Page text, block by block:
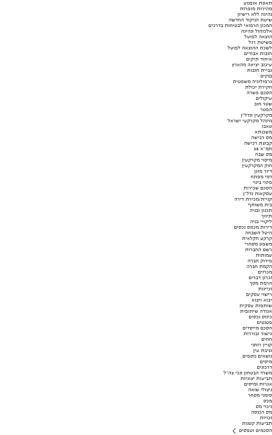
תאונת אופנוע
מהירות מופרזת
נהיגה ללא רישיון
שיטת הניקוד החדשה
המכון הרפואי לבטיחות בדרכים
אלכוהול ונהיגה
הוצאה לפועל
פשיטת רגל
לשכת ההוצאה לפועל
חובות אבודים
איחוד תיקים
עיכוב יציאה מהארץ
גביית חובות
בנקים
גרפולוגיה משפטית
חקירת יכולת
הסכם פשרה
עיקולים
שטר חוב
הפטר
מקרקעין ונדל"ן
מינהל מקרקעי ישראל
טאבו
משכנתא
מס רכישה
קבוצת רכישה
תמ"א 38
מס שבח
מיסוי מקרקעין
חוק המקרקעין
דיור מוגן
דמי מפתח
פינוי בינוי
הסכם שכירות
עסקאות נדל"ן
קניית/מכירת דירה
בית משותף
תכנון ובניה
תיווך
ליקויי בניה
דירות מכונס נכסים
היטל השבחה
קרקע חקלאית
משפט מסחרי
רשם החברות
עמותות
פירוק חברה
הקמת חברה
מכרזים
זכרון דברים
הרמת מסך
זכיינות
רישוי עסקים
יבוא ויצוא
שותפות עסקית
אגודה שיתופית
כינוס נכסים
פטנטים
הסכם מייסדים
גישור ובוררות
חוזים
קניין רוחני
גניבת עין
נושאים נוספים
מיסים
דרכונים
משרד הבטחון ונכי צה"ל
תביעות יצוגיות
אגרות ומיסים
ניצולי שואה
סימני מסחר
מכס
ניכוי מס
מס הכנסה
זכויות
תביעות קטנות
הסכמים וטפסים